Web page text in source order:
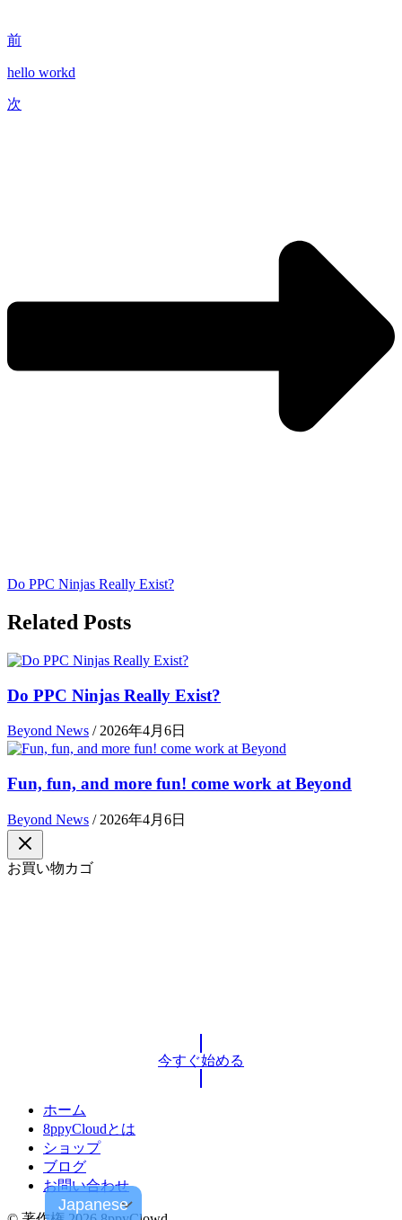
前
hello workd
次
Do PPC Ninjas Really Exist?
Related Posts
Do PPC Ninjas Really Exist?
Beyond News / 2026年4月6日
Fun, fun, and more fun! come work at Beyond
Beyond News / 2026年4月6日
お買い物カゴ
今すぐ始める
ホーム
8ppyCloudとは
ショップ
ブログ
お問い合わせ